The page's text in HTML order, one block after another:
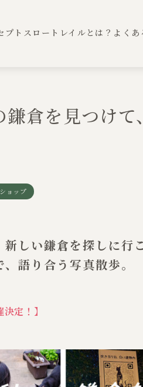
プト スロートレイルとは？ よくあ
鎌倉を見つけ
ョップ
しい鎌倉を探しに行こ
語り合う写真散歩。
決定！ 】